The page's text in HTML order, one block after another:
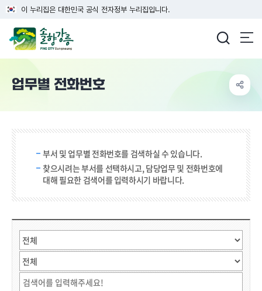
이 누리집은 대한민국 공식 전자정부 누리집입니다.
업무별 전화번호
부서 및 업무별 전화번호를 검색하실 수 있습니다.
찾으시려는 부서를 선택하시고, 담당업무 및 전화번호에
대해 필요한 검색어를 입력하시기 바랍니다.
검색 단어 입력